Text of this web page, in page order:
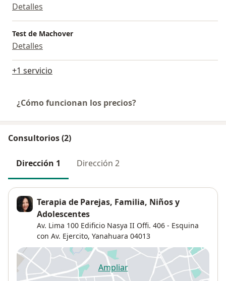
Detalles
Test de Machover
Detalles
+1 servicio
¿Cómo funcionan los precios?
Consultorios (2)
Dirección 1 Dirección 2
Terapia de Parejas, Familia, Niños y
Adolescentes
Av. Lima 100 Edificio Nasya II Offi. 406 - Esquina
con Av. Ejercito, Yanahuara 04013
Ampliarse abre en una nueva